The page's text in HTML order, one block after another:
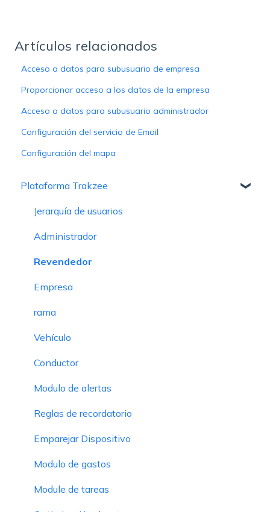
Artículos relacionados
Acceso a datos para subusuario de empresa
Proporcionar acceso a los datos de la empresa
Acceso a datos para subusuario administrador
Configuración del servicio de Email
Configuración del mapa
Plataforma Trakzee
Jerarquía de usuarios
Administrador
Revendedor
Empresa
rama
Vehículo
Conductor
Modulo de alertas
Reglas de recordatorio
Emparejar Dispositivo
Modulo de gastos
Module de tareas